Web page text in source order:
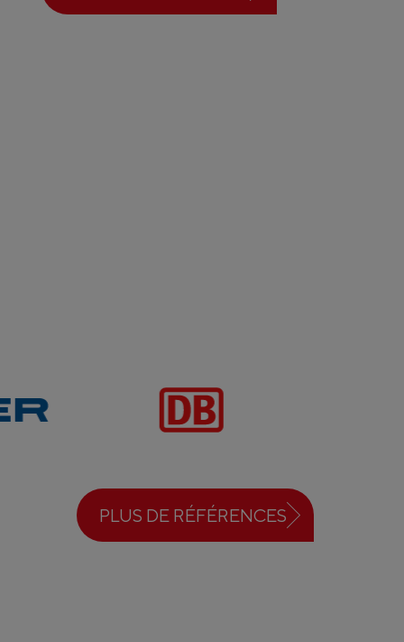
PLUS DE RÉFÉRENCES